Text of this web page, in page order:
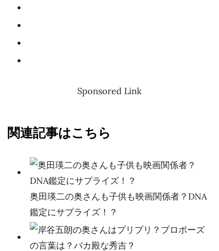
Sponsored Link
関連記事はこちら
奥田瑛二の奥さんも子供も映画関係者？DNA
鑑定にサプライズ！？